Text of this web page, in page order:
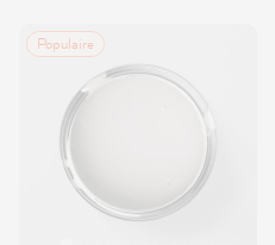
Populaire